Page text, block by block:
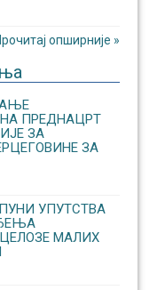
опширније »
ПРЕДНАЦРТ
ЗА
ЗА
УПУТСТВА
МАЛИХ